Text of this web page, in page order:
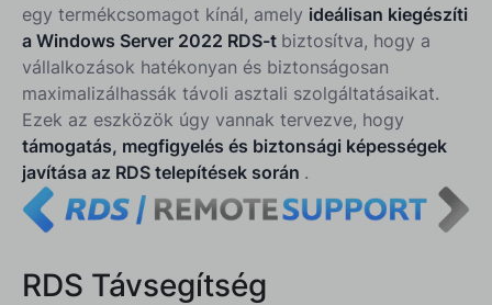
egy termékcsomagot kínál, amely ideálisan kiegészíti
a Windows Server 2022 RDS-t biztosítva, hogy a
vállalkozások hatékonyan és biztonságosan
maximalizálhassák távoli asztali szolgáltatásaikat.
Ezek az eszközök úgy vannak tervezve, hogy
támogatás, megfigyelés és biztonsági képességek
javítása az RDS telepítések során .
RDS Távsegítség